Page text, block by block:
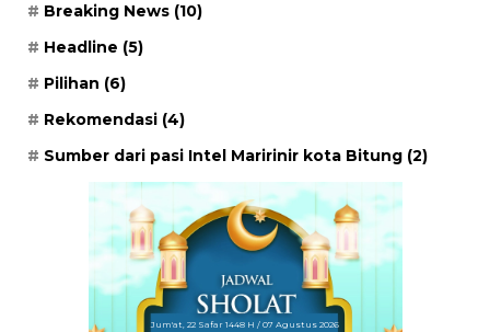
Breaking News (10)
Headline (5)
Pilihan (6)
Rekomendasi (4)
Sumber dari pasi Intel Maririnir kota Bitung (2)
Jum'at, 22 Safar 1448 H / 07 Agustus 2026